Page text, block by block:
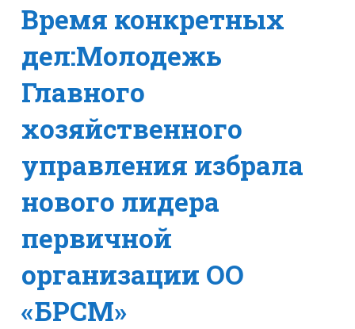
Время конкретных
дел:Молодежь
Главного
хозяйственного
управления избрала
нового лидера
первичной
организации ОО
«БРСМ»